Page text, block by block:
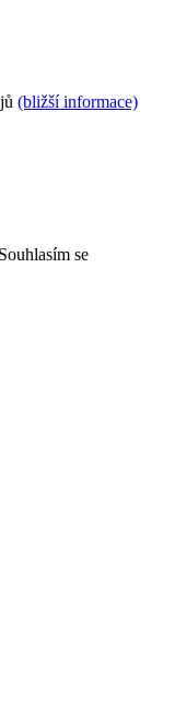
(bližší informace)
Souhlasím se